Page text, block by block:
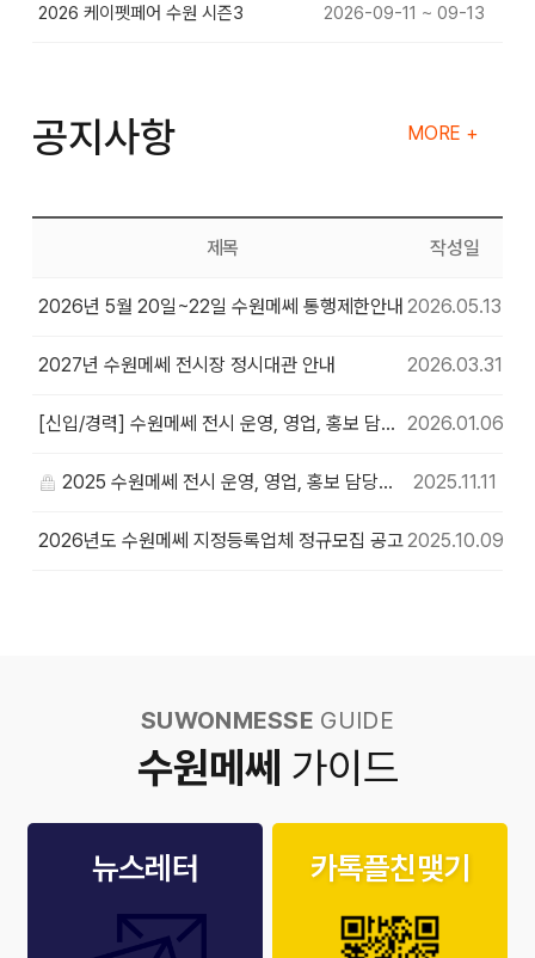
2026 케이펫페어 수원 시즌3 2026-09-11 ~ 09-13
공지사항 MORE +
제목 작성일
2026년 5월 20일~22일 수원메쎄 통행제한안내 2026.05.13
2027년 수원메쎄 전시장 정시대관 안내 2026.03.31
[신입/경력] 수원메쎄 전시 운영, 영업, 홍보 담당자 채용공고 2026.01.06
2025 수원메쎄 전시 운영, 영업, 홍보 담당자 채용공고 2025.11.11
2026년도 수원메쎄 지정등록업체 정규모집 공고 2025.10.09
SUWONMESSE GUIDE
수원메쎄 가이드
뉴스레터 카톡플친맺기